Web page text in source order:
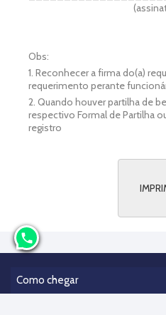
Obs:
1. Reconhecer a firma do(a)
requerimento perante
2. Quando houver partilha de
respectivo Formal de Partilha
registro
Como chegar
phone